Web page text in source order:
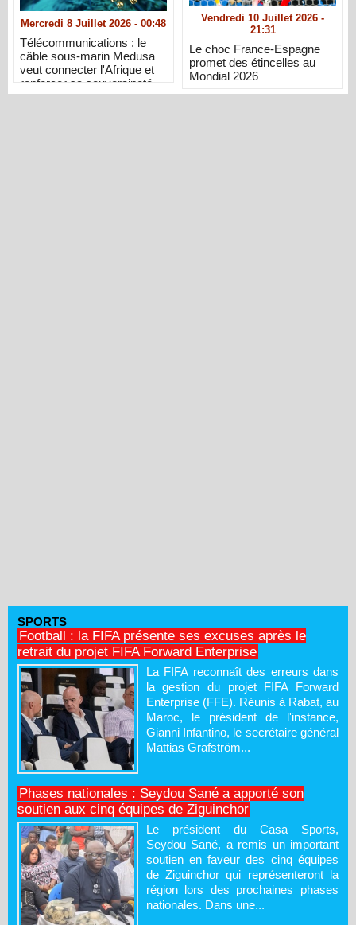
Mercredi 8 Juillet 2026 - 00:48
Télécommunications : le
câble sous-marin Medusa
veut connecter l'Afrique et
renforcer sa souveraineté
numérique
Vendredi 10 Juillet 2026 -
21:31
Le choc France-Espagne
promet des étincelles au
Mondial 2026
SPORTS
Football : la FIFA présente ses excuses après le
retrait du projet FIFA Forward Enterprise
La FIFA reconnaît des erreurs dans
la gestion du projet FIFA Forward
Enterprise (FFE). Réunis à Rabat, au
Maroc, le président de l'instance,
Gianni Infantino, le secrétaire général
Mattias Grafström...
Phases nationales : Seydou Sané a apporté son
soutien aux cinq équipes de Ziguinchor
Le président du Casa Sports,
Seydou Sané, a remis un important
soutien en faveur des cinq équipes
de Ziguinchor qui représenteront la
région lors des prochaines phases
nationales. Dans une...